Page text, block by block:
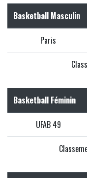
Basketball Masculin
Paris
Basketball Féminin
UFAB 49